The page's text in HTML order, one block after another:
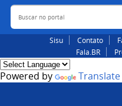
Buscar no portal
Sisu Contato
Fala.BR
Powered by Translate